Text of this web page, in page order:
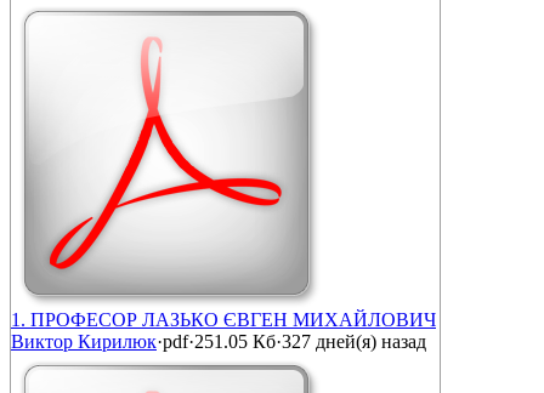
1. ПРОФЕСОР ЛАЗЬКО ЄВГЕН МИХАЙЛОВИЧ
Виктор Кирилюк·pdf·251.05 Кб·327 дней(я) назад